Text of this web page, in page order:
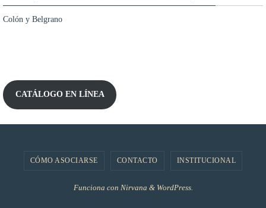
Colón y Belgrano
CATÁLOGO EN LÍNEA
CÓMO ASOCIARSE CONTACTO INSTITUCIONAL
Funciona con Nirvana & WordPress.